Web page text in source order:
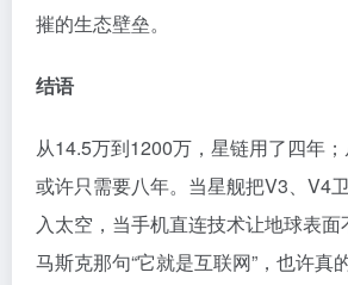
摧的生态壁垒。
结语
从14.5万到1200万，星链用了四年；
或许只需要八年。当星舰把V3、V4
入太空，当手机直连技术让地球表面
马斯克那句“它就是互联网”，也许真